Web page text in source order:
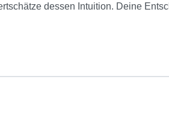
dessen Intuition. Deine